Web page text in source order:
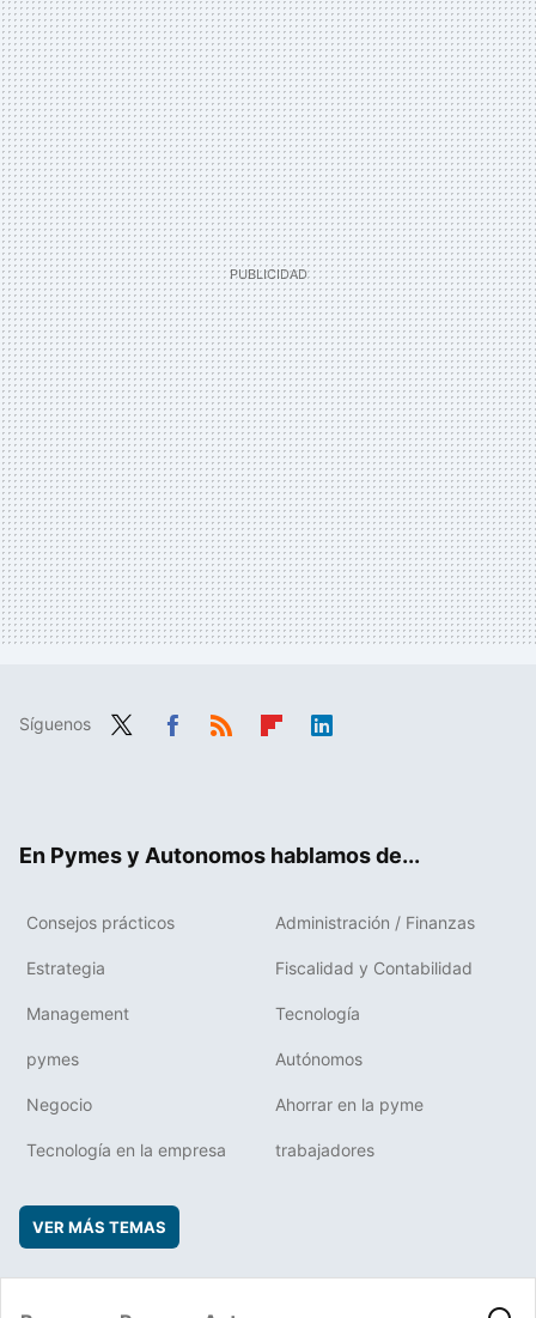
Síguenos
En Pymes y Autonomos hablamos de...
Consejos prácticos Administración / Finanzas
Estrategia Fiscalidad y Contabilidad
Management Tecnología
pymes Autónomos
Negocio Ahorrar en la pyme
Tecnología en la empresa trabajadores
VER MÁS TEMAS